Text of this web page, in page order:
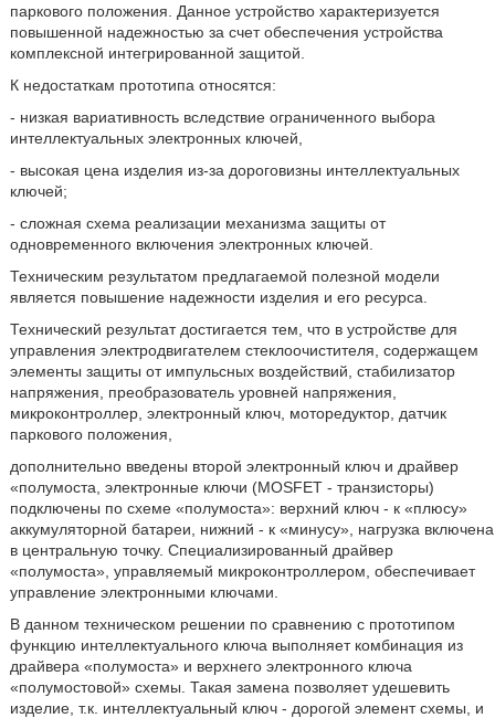
паркового положения. Данное устройство характеризуется
повышенной надежностью за счет обеспечения устройства
комплексной интегрированной защитой.
К недостаткам прототипа относятся:
- низкая вариативность вследствие ограниченного выбора
интеллектуальных электронных ключей,
- высокая цена изделия из-за дороговизны интеллектуальных
ключей;
- сложная схема реализации механизма защиты от
одновременного включения электронных ключей.
Техническим результатом предлагаемой полезной модели
является повышение надежности изделия и его ресурса.
Технический результат достигается тем, что в устройстве для
управления электродвигателем стеклоочистителя, содержащем
элементы защиты от импульсных воздействий, стабилизатор
напряжения, преобразователь уровней напряжения,
микроконтроллер, электронный ключ, моторедуктор, датчик
паркового положения,
дополнительно введены второй электронный ключ и драйвер
«полумоста, электронные ключи (MOSFET - транзисторы)
подключены по схеме «полумоста»: верхний ключ - к «плюсу»
аккумуляторной батареи, нижний - к «минусу», нагрузка включена
в центральную точку. Специализированный драйвер
«полумоста», управляемый микроконтроллером, обеспечивает
управление электронными ключами.
В данном техническом решении по сравнению с прототипом
функцию интеллектуального ключа выполняет комбинация из
драйвера «полумоста» и верхнего электронного ключа
«полумостовой» схемы. Такая замена позволяет удешевить
изделие, т.к. интеллектуальный ключ - дорогой элемент схемы, и